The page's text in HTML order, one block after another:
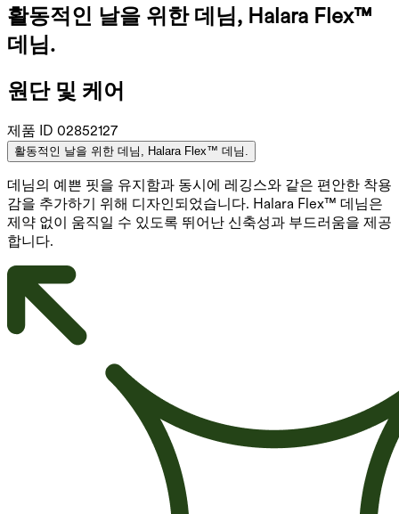
활동적인 날을 위한 데님, Halara Flex™
데님.
원단 및 케어
제품 ID 02852127
활동적인 날을 위한 데님, Halara Flex™ 데님.
데님의 예쁜 핏을 유지함과 동시에 레깅스와 같은 편안한 착용
감을 추가하기 위해 디자인되었습니다. Halara Flex™ 데님은
제약 없이 움직일 수 있도록 뛰어난 신축성과 부드러움을 제공
합니다.